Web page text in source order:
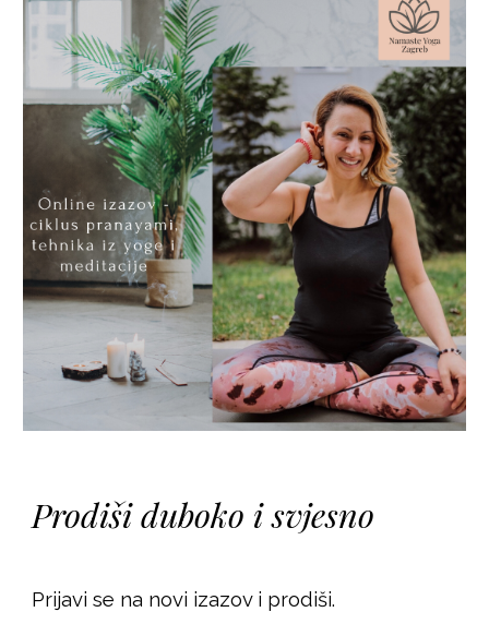
Prodiši duboko i svjesno
Prijavi se na novi izazov i prodiši.